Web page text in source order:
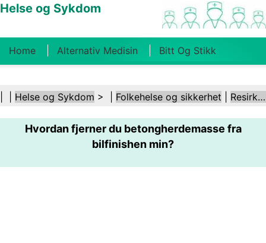
Helse og Sykdom
Home Alternativ Medisin Bitt Og Stikk
Kosthold Og Ernæring Familiehelse
Helsebransjen Psykisk Helse Folkehelse Og
Helse og Sykdom > | Folkehelse og sikkerhet Resirkulering
Hvordan fjerner du betongherdemasse fra
bilfinishen min?